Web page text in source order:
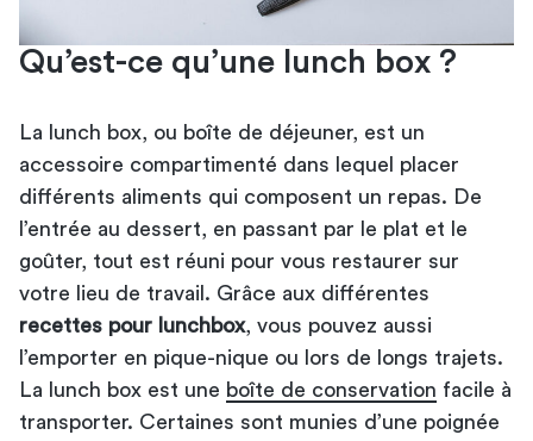
Qu’est-ce qu’une lunch box ?
La lunch box, ou boîte de déjeuner, est un
accessoire compartimenté dans lequel placer
différents aliments qui composent un repas. De
l’entrée au dessert, en passant par le plat et le
goûter, tout est réuni pour vous restaurer sur
votre lieu de travail. Grâce aux différentes
recettes pour lunchbox, vous pouvez aussi
l’emporter en pique-nique ou lors de longs trajets.
La lunch box est une boîte de conservation facile à
transporter. Certaines sont munies d’une poignée